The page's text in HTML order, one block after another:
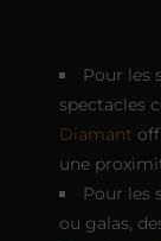
Pour les
spectacles
Diamant
une
Pour les
ou galas,